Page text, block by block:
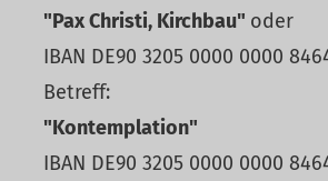
"Pax Christi, Kirchbau" oder
IBAN DE90 3205 0000 0000
Betreff:
"Kontemplation"
IBAN DE90 3205 0000 0000